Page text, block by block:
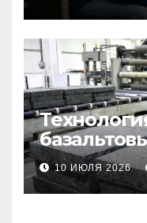
по ГОСТ
10 ИЮЛЯ 2026